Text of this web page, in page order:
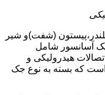
(شفت)و شیر
آسانسور شامل
هیدرولیکی و
که بسته به نوع جک